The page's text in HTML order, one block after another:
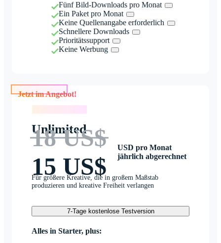
Fünf Bild-Downloads pro Monat
Ein Paket pro Monat
Keine Quellenangabe erforderlich
Schnellere Downloads
Prioritätssupport
Keine Werbung
Jetzt im Angebot!
Unlimited
18 US$
15 US$
USD pro Monat
jährlich abgerechnet
Für größere Kreative, die in großem Maßstab
produzieren und kreative Freiheit verlangen
7-Tage kostenlose Testversion
Alles in Starter, plus: